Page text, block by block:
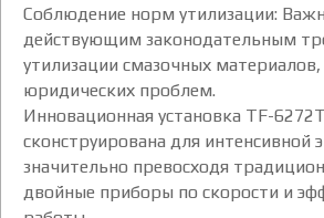
Соблюдение норм утилизации:
действующим законодательным
утилизации смазочных
юридических проблем.
Инновационная установка TF-
сконструирована для интенсивной
значительно превосходя
двойные приборы по скорости и